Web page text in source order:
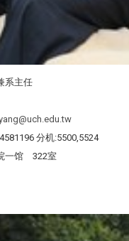
系主任
分机:5500,5524
一馆 322室